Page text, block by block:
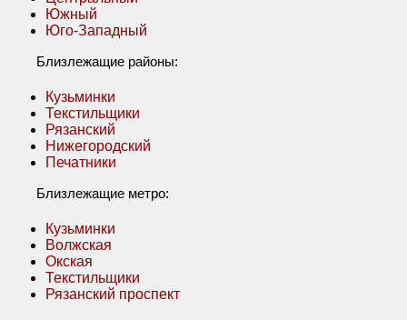
Южный
Юго-Западный
Близлежащие районы:
Кузьминки
Текстильщики
Рязанский
Нижегородский
Печатники
Близлежащие метро:
Кузьминки
Волжская
Окская
Текстильщики
Рязанский проспект